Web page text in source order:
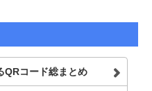
QRコード総まとめ